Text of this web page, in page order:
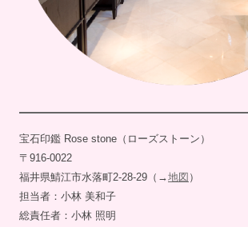
宝石印鑑 Rose stone（ローズストーン）
〒916-0022
福井県鯖江市水落町2-28-29（→地図 ）
担当者：小林 美和子
総責任者：小林 照明